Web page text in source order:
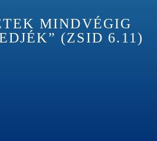
MINDVÉGIG
(ZSID 6.11)